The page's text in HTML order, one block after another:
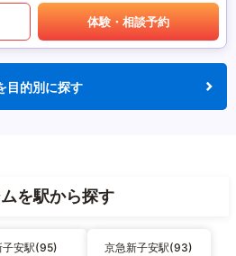
体験・相談予約
目的別に探す
を駅から探す
子安駅(95) 京急新子安駅(93)